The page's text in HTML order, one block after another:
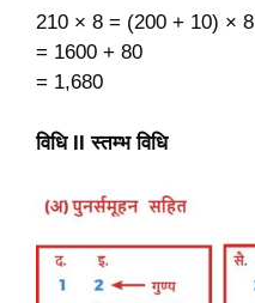
210 × 8 = (200 + 10) × 8
= 1600 + 80
= 1,680
विधि II स्तम्भ विधि